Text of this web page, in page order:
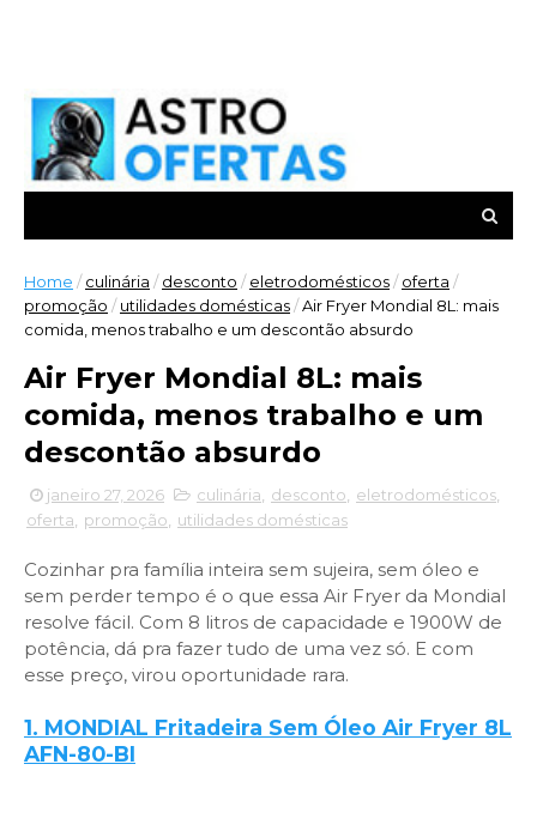
Home / culinária / desconto / eletrodomésticos/ oferta /
promoção / utilidades domésticas/Air Fryer Mondial 8L: mais
comida, menos trabalho e um descontão absurdo
Air Fryer Mondial 8L: mais
comida, menos trabalho e um
descontão absurdo
janeiro 27, 2026 culinária desconto eletrodomésticos
oferta
promoção utilidades domésticas
Cozinhar pra família inteira sem sujeira, sem óleo e
sem perder tempo é o que essa Air Fryer da Mondial
resolve fácil. Com 8 litros de capacidade e 1900W de
potência, dá pra fazer tudo de uma vez só. E com
esse preço, virou oportunidade rara.
1. MONDIAL Fritadeira Sem Óleo Air Fryer 8L
AFN-80-BI